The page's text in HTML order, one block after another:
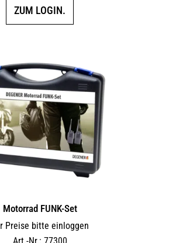
ZUM LOGIN.
Motorrad FUNK-Set
Preise bitte einloggen